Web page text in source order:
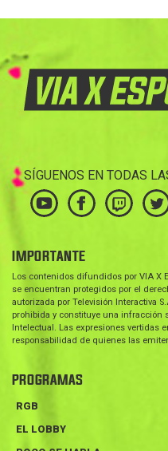
SÍGUENOS EN TODAS
IMPORTANTE
Los contenidos difundidos por VIA X
se encuentran protegidos por el
autorizada por Televisión Interactiva
prohibida y constituye una infracción
Intelectual. Las expresiones vertidas
responsabilidad de quienes las
PROGRAMAS
RGB
EL LOBBY